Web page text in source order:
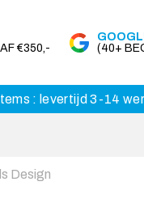
€350,-
(40+
: levertijd 3-14
Design